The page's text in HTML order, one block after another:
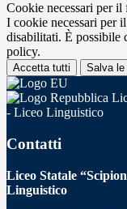
Cookie necessari per il
I cookie necessari per
disabilitati. È possibile
policy.
Accetta tutti Salva le
- Liceo Linguistico
Contatti
Liceo Statale
Linguistico